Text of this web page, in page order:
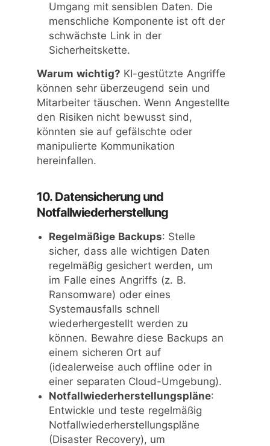
Umgang mit sensiblen Daten. Die
menschliche Komponente ist oft der
schwächste Link in der
Sicherheitskette.
Warum wichtig? KI-gestützte Angriffe
können sehr überzeugend sein und
Mitarbeiter täuschen. Wenn Angestellte
den Risiken nicht bewusst sind,
könnten sie auf gefälschte oder
manipulierte Kommunikation
hereinfallen.
10. Datensicherung und
Notfallwiederherstellung
Regelmäßige Backups: Stelle
sicher, dass alle wichtigen Daten
regelmäßig gesichert werden, um
im Falle eines Angriffs (z. B.
Ransomware) oder eines
Systemausfalls schnell
wiederhergestellt werden zu
können. Bewahre diese Backups an
einem sicheren Ort auf
(idealerweise auch offline oder in
einer separaten Cloud-Umgebung).
Notfallwiederherstellungspläne:
Entwickle und teste regelmäßig
Notfallwiederherstellungspläne
(Disaster Recovery), um